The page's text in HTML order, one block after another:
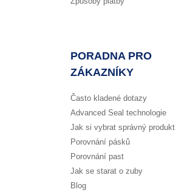
PORADNA PRO
ZÁKAZNÍKY
Často kladené dotazy
Advanced Seal technologie
Jak si vybrat správný produkt
Porovnání pásků
Porovnání past
Jak se starat o zuby
Blog